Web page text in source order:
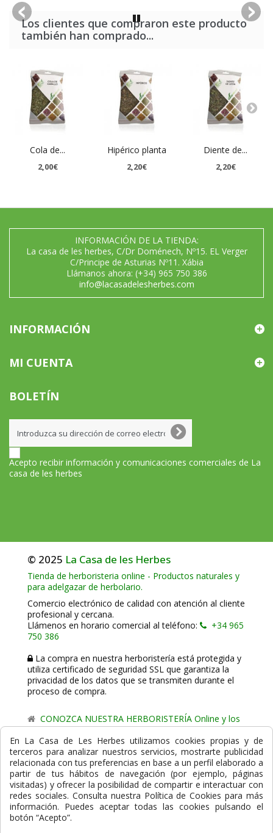
Los clientes que compraron este producto
también han comprado...
Cola de...
2,00€
Hipérico planta
2,20€
Diente de...
2,20€
INFORMACIÓN DE LA TIENDA:
La casa de les herbes, C/Dr Doménech, Nº15. EL Verger
C/Principe de Asturias Nº11. Xábia
Llámanos ahora: (+34) 965 750 386
info@lacasadelesherbes.com
INFORMACIÓN
MI CUENTA
BOLETÍN
Acepto recibir información y comunicaciones comerciales de La
casa de les herbes
© 2025 La Casa de les Herbes
Tienda de herboristeria online - Productos naturales y
para adelgazar de herbolario.
Comercio electrónico de calidad con atención al cliente
profesional y cercana.
Llámenos en horario comercial al teléfono:
+34 965
750 386
La compra en nuestra herboristería está protegida y
utiliza certificado de seguridad SSL que garantiza la
privacidad de los datos que se transmiten durante el
proceso de compra.
CONOZCA NUESTRA HERBORISTERÍA Online y los
comercio de proximidad de La Casa de les Herbes.
Powered byGesdi.com E-Commerce - Tiendas online
profesionales y seguras
Formas de Pago
En La Casa de Les Herbes utilizamos cookies propias y de
terceros para analizar nuestros servicios, mostrarte publicidad
relacionada con tus preferencias en base a un perfil elaborado a
partir de tus hábitos de navegación (por ejemplo, páginas
visitadas) y ofrecer la posibilidad de compartir e interactuar con
redes sociales. Consulta nuestra Política de Cookies para más
información. Puedes aceptar todas las cookies pulsando el
botón “Acepto”.